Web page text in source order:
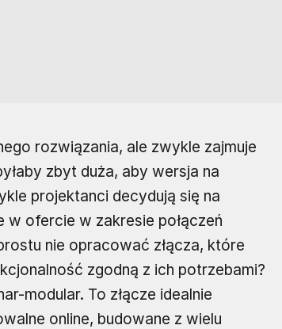
rozwiązania, ale zwykle zajmuje
zbyt duża, aby wersja na
projektanci decydują się na
ofercie w zakresie połączeń
nie opracować złącza, które
zgodną z ich potrzebami?
modular. To złącze idealnie
online, budowane z wielu